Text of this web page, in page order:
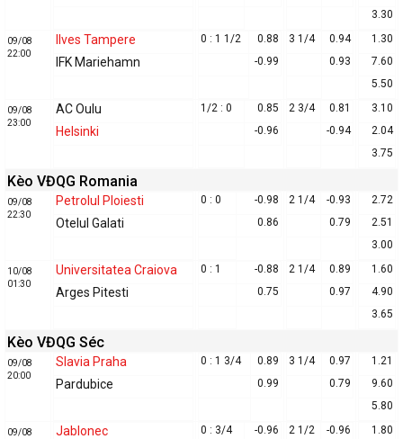
3.30
09/08
22:00
Ilves Tampere
IFK Mariehamn
0 : 1 1/2
0.88
-0.99
3 1/4
0.94
0.93
1.30
7.60
5.50
09/08
23:00
AC Oulu
Helsinki
1/2 : 0
0.85
-0.96
2 3/4
0.81
-0.94
3.10
2.04
3.75
Kèo VĐQG Romania
09/08
22:30
Petrolul Ploiesti
Otelul Galati
0 : 0
-0.98
0.86
2 1/4
-0.93
0.79
2.72
2.51
3.00
10/08
01:30
Universitatea Craiova
Arges Pitesti
0 : 1
-0.88
0.75
2 1/4
0.89
0.97
1.60
4.90
3.65
Kèo VĐQG Séc
09/08
20:00
Slavia Praha
Pardubice
0 : 1 3/4
0.89
0.99
3 1/4
0.97
0.79
1.21
9.60
5.80
09/08
Jablonec
0 : 3/4
-0.96
2 1/2
-0.96
1.80